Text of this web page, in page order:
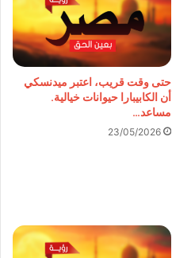
حتى وقت قريب، اعتبر ميدنسكي
أن الكابيبارا حيوانات خيالية.
مساعد…
23/05/2026